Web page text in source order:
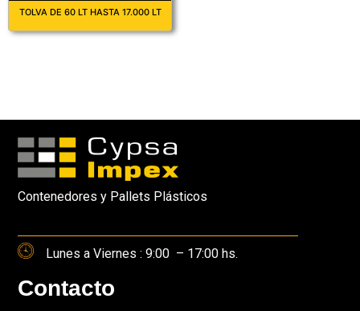
TOLVA DE 60 LT HASTA 17.000 LT
Contenedores y Pallets Plásticos
Lunes a Viernes : 9:00 – 17:00 hs.
Contacto